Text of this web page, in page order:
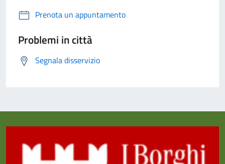
Prenota un appuntamento
Problemi in città
Segnala disservizio